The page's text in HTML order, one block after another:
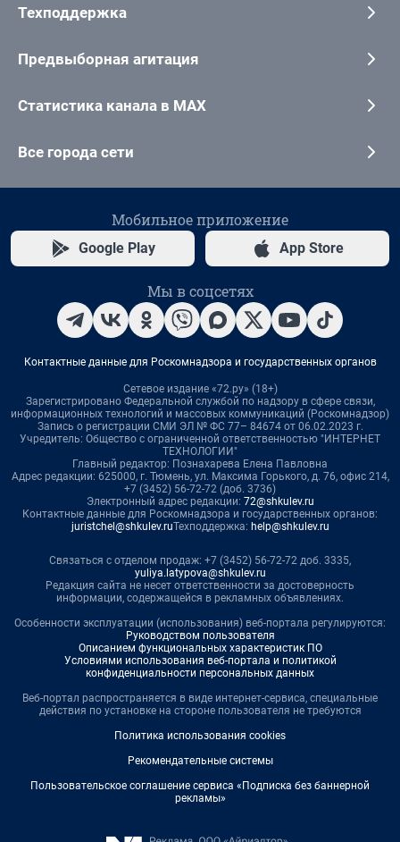
Техподдержка
Предвыборная агитация
Статистика канала в MAX
Все города сети
Мобильное приложение
Google Play App Store
Мы в соцсетях
Контактные данные для Роскомнадзора и государственных органов
Сетевое издание «72.ру» (18+)
Зарегистрировано Федеральной службой по надзору в сфере связи,
информационных технологий и массовых коммуникаций (Роскомнадзор)
Запись о регистрации СМИ ЭЛ № ФС 77– 84674 от 06.02.2023 г.
Учредитель: Общество с ограниченной ответственностью "ИНТЕРНЕТ
ТЕХНОЛОГИИ"
Главный редактор: Познахарева Елена Павловна
Адрес редакции: 625000, г. Тюмень, ул. Максима Горького, д. 76, офис 214,
+7 (3452) 56-72-72 (доб. 3736)
Электронный адрес редакции: 72@shkulev.ru
Контактные данные для Роскомнадзора и государственных органов:
juristchel@shkulev.ruТехподдержка: help@shkulev.ru
Связаться с отделом продаж: +7 (3452) 56-72-72 доб. 3335,
yuliya.latypova@shkulev.ru
Редакция сайта не несет ответственности за достоверность
информации, содержащейся в рекламных объявлениях.
Особенности эксплуатации (использования) веб-портала регулируются:
Руководством пользователя
Описанием функциональных характеристик ПО
Условиями использования веб-портала и политикой
конфиденциальности персональных данных
Веб-портал распространяется в виде интернет-сервиса, специальные
действия по установке на стороне пользователя не требуются
Политика использования cookies
Рекомендательные системы
Пользовательское соглашение сервиса «Подписка без баннерной
рекламы»